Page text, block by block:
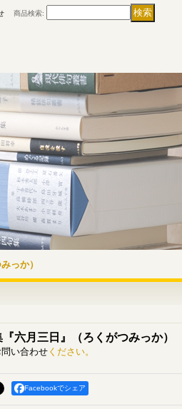
商品検索:
っか）
六月三日』（ろくがつみっか）
問い合わせください。
Facebookでシェア